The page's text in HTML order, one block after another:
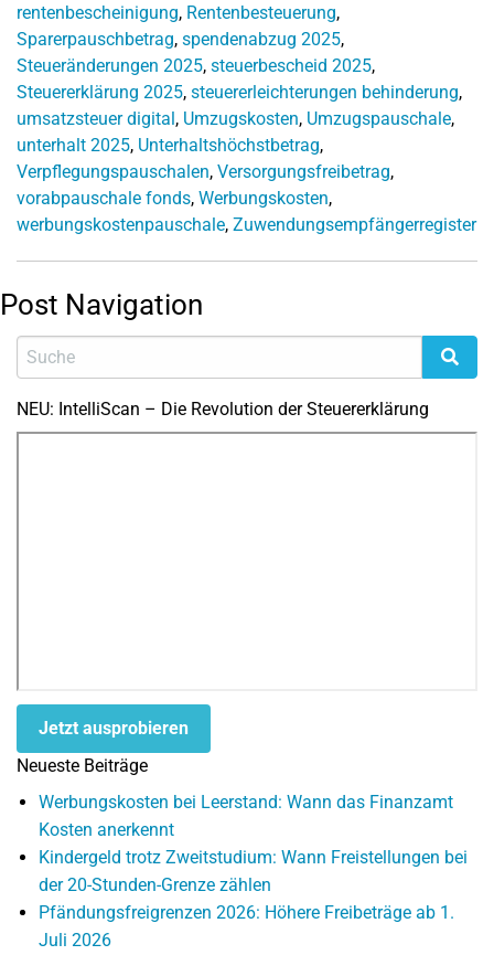
rentenbescheinigung, Rentenbesteuerung,
Sparerpauschbetrag, spendenabzug 2025,
Steueränderungen 2025, steuerbescheid 2025,
Steuererklärung 2025, steuererleichterungen behinderung,
umsatzsteuer digital, Umzugskosten, Umzugspauschale,
unterhalt 2025, Unterhaltshöchstbetrag,
Verpflegungspauschalen, Versorgungsfreibetrag,
vorabpauschale fonds, Werbungskosten,
werbungskostenpauschale, Zuwendungsempfängerregister
Post Navigation
NEU: IntelliScan – Die Revolution der Steuererklärung
Jetzt ausprobieren
Neueste Beiträge
Werbungskosten bei Leerstand: Wann das Finanzamt
Kosten anerkennt
Kindergeld trotz Zweitstudium: Wann Freistellungen bei
der 20-Stunden-Grenze zählen
Pfändungsfreigrenzen 2026: Höhere Freibeträge ab 1.
Juli 2026